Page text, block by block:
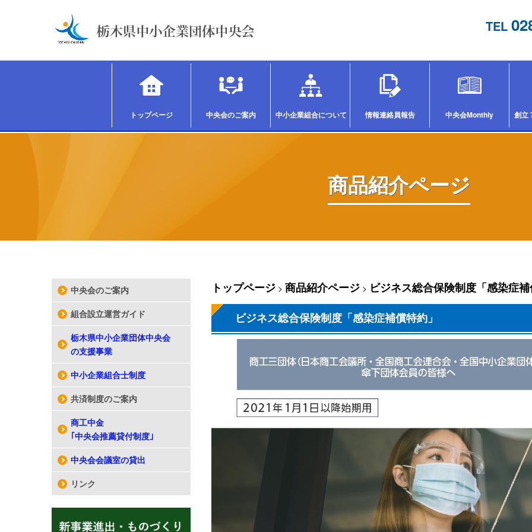
TEL
トップページ 中央会のご案内 中小企業組合について 情報連絡員報告 中央会Monthly 創立
商品紹介ページ
トップページ >商品紹介ページ > ビジネス総合保険制度「感染症
ビジネス総合保険制度「感染症補償特約」
中央会のご案内
組合設立運営ガイド
栃木県中小企業団体中央会
の支援事業
中小企業組合士制度
共済制度のご案内
商工中金
｢中央会推薦貸付制度｣
中央会会議室の貸出
リンク